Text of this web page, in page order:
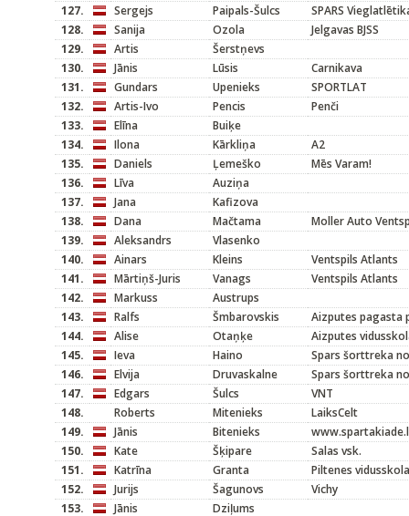
127.
Sergejs Paipals-Šulcs
SPARS
128.
Sanija Ozola
Jelgavas BJSS
129.
Artis
Šerstņevs
130.
Jānis Lūsis
Carnikava
131.
Gundars Upenieks
SPORTLAT
132.
Artis-Ivo Pencis
Penči
133.
Elīna
Buiķe
134.
Ilona Kārkliņa
A2
135.
Daniels Ļemeško
Mēs Varam!
136.
Līva
Auziņa
137.
Jana
Kafizova
138.
Dana Mačtama
Moller Auto
139.
Aleksandrs
Vlasenko
140.
Ainars Kleins
Ventspils Atlants
141.
Mārtiņš-Juris Vanags
Ventspils Atlants
142.
Markuss
Austrups
143.
Ralfs Šmbarovskis
Aizputes pagasta
144.
Alise Otaņķe
Aizputes
145.
Ieva Haino
Spars šorttreka
146.
Elvija Druvaskalne
Spars šorttreka
147.
Edgars Šulcs
VNT
148.
Roberts Mitenieks
LaiksCelt
149.
Jānis Bitenieks
150.
Kate Šķipare
Salas vsk.
151.
Katrīna Granta
Piltenes vidusskola
152.
Jurijs Šagunovs
Vichy
153.
Jānis Dziļums